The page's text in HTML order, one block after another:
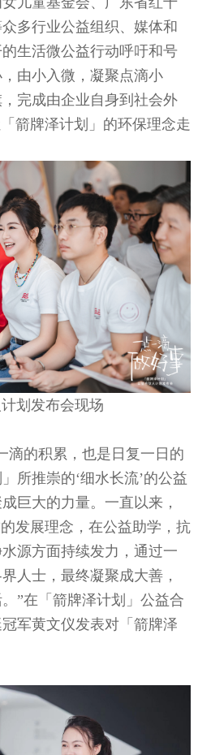
多行业公益组织、媒体和
生活微公益行动呼吁和号
由小入微，凝聚点滴小
完成由企业自身到社会外
箭牌泽计划」的环保理念走
划发布会现场
滴的积累，也是日复一日的
所推崇的‘细水长流’的公益
巨大的力量。一直以来，
发展理念，在公益助学，抗
源方面持续发力，通过一
人士，最终凝聚成大善，
。 ”在「箭牌泽计划」公益合
军黄文仪发表对「箭牌泽